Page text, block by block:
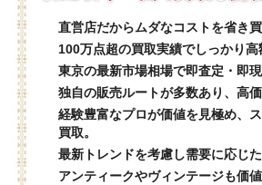
直営店だからムダなコストを省き買
100万点超の買取実績でしっかり高
東京の最新市場相場で即査定・即現
独自の販売ルートが多数あり、高価
経験豊富なプロが価値を見極め、
買取。
最新トレンドを考慮し需要に応じた
アンティークやヴィンテージも価値